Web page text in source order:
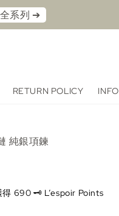
系列 ➔⁠
RETURN POLICY INFO
純銀項鍊
得 690 🗝️ L’espoir Points